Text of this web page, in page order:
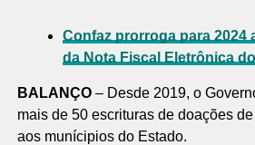
Confaz prorroga para 2024
da Nota Fiscal Eletrônica
BALANÇO – Desde 2019, o
mais de 50 escrituras de doações
aos munícipios do Estado.